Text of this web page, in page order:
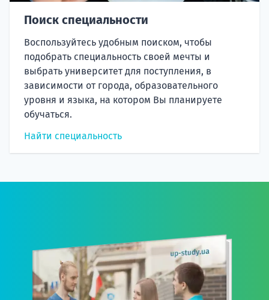
Поиск специальности
Воспользуйтесь удобным поиском, чтобы
подобрать специальность своей мечты и
выбрать университет для поступления, в
зависимости от города, образовательного
уровня и языка, на котором Вы планируете
обучаться.
Найти специальность